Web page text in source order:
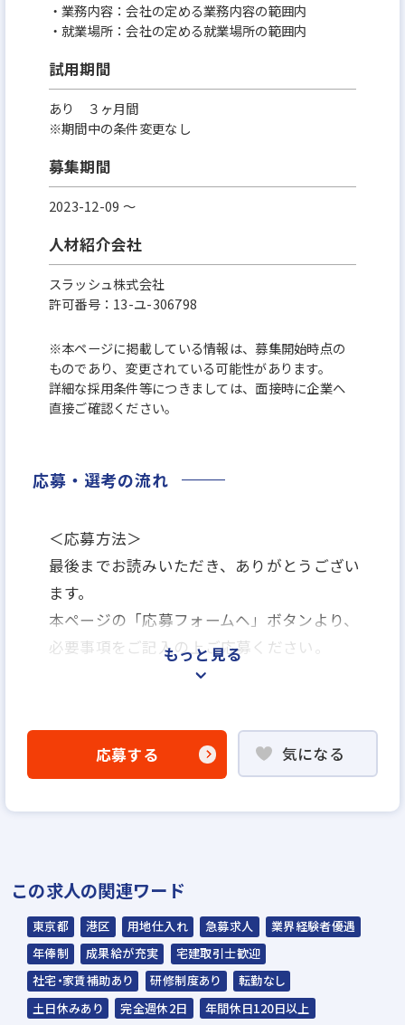
・業務内容：会社の定める業務内容の範囲内
・就業場所：会社の定める就業場所の範囲内
試用期間
あり ３ヶ月間
※期間中の条件変更なし
募集期間
2023-12-09 〜
人材紹介会社
スラッシュ株式会社
許可番号：13-ユ-306798
※本ページに掲載している情報は、募集開始時点の
ものであり、変更されている可能性があります。
詳細な採用条件等につきましては、面接時に企業へ
直接ご確認ください。
応募・選考の流れ
＜応募方法＞
最後までお読みいただき、ありがとうござい
ます。
本ページの「応募フォームヘ」ボタンより、
必要事項をご記入の上ご応募ください。
エントリー
説明選考会
スラッシュ株式会社からのご連絡をお待ちく
ださい。
ご連絡までに7日程度いただく場合がありま
す。予めご了承ください。
もっと見る
応募する 気になる
この求人の関連ワード
東京都 港区 用地仕入れ 急募求人
業界経験者優遇
年俸制
成果給が充実
宅建取引士歓迎
社宅・家賃補助あり
研修制度あり
転勤なし
土日休みあり
完全週休2日 年間休日120日以上